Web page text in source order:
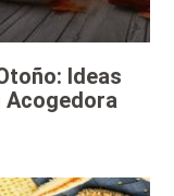
Ideas
Acogedora